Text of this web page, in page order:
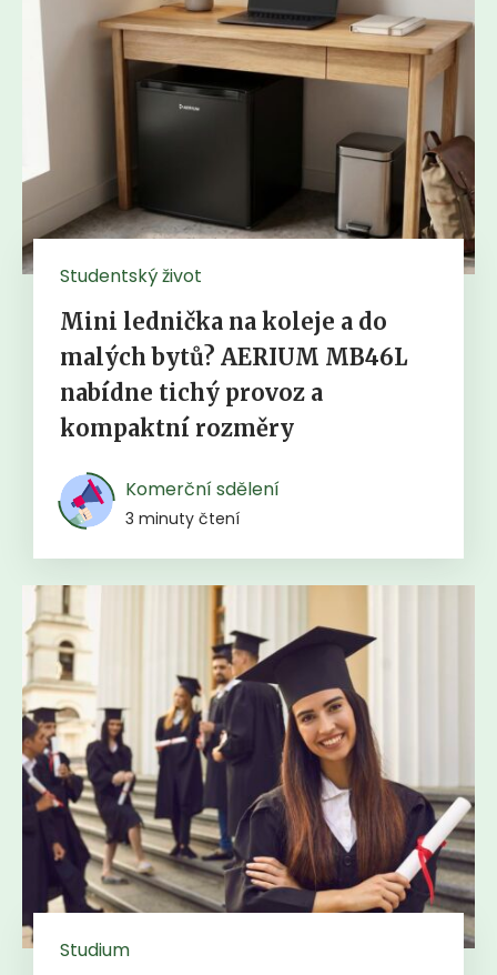
Studentský život
Mini lednička na koleje a do
malých bytů? AERIUM MB46L
nabídne tichý provoz a
kompaktní rozměry
Komerční sdělení
3 minuty čtení
Studium